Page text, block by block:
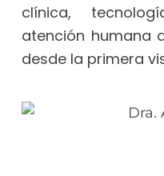
clínica,
atención humana
desde la primera